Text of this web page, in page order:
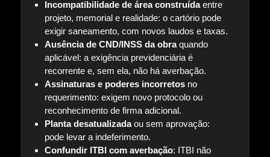
Incompatibilidade de área construídaentre
projeto, memorial e realidade: o cartório pode
exigir saneamento, com novos laudos e taxas.
Ausência de CND/INSS da obraquando
aplicável: a exigência previdenciária é
recorrente e, sem ela, não há averbação.
Assinaturas e poderes incorretosno
requerimento: exigem novo protocolo ou
reconhecimento de firma adicional.
Planta desatualizadaou sem aprovação:
pode levar a indeferimento.
Confundir ITBI com averbação: ITBI não